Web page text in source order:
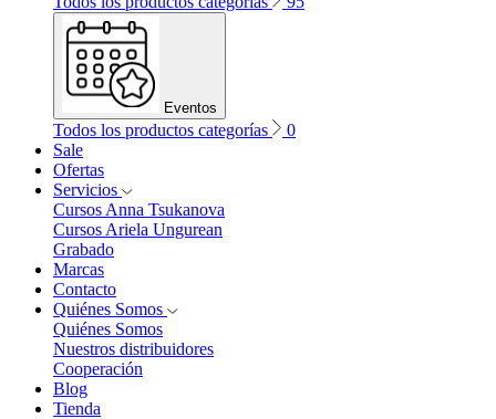
Eventos
Todos los productos categorías
0
Sale
Ofertas
Servicios
Cursos Anna Tsukanova
Cursos Ariela Ungurean
Grabado
Marcas
Contacto
Quiénes Somos
Quiénes Somos
Nuestros distribuidores
Cooperación
Blog
Tienda